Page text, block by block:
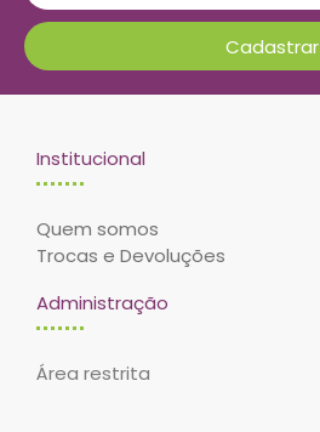
Cadastrar
Institucional
Quem somos
Trocas e Devoluções
Administração
Área restrita